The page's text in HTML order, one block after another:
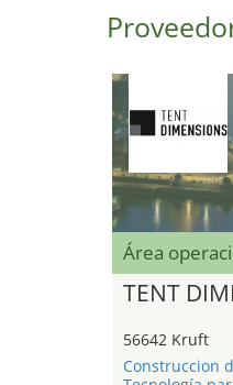
Área
TENT
56642 Kruft
Construccion